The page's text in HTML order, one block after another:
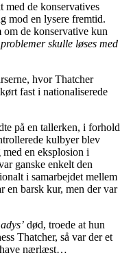
med de konservatives
mod en lysere fremtid.
de konservative kun
skulle løses med
hvor Thatcher
fast i nationaliserede
på en tallerken, i forhold
kulbyer blev
en eksplosion i
ganske enkelt den
i samarbejdet mellem
en barsk kur, men der var
død, troede at hun
Thatcher, så var der et
have nærlæst…